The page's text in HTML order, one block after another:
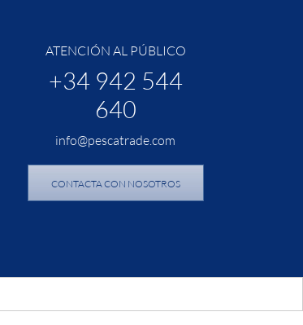
ATENCIÓN AL PÚBLICO
+34 942 544
640
info@pescatrade.com
CONTACTA CON NOSOTROS